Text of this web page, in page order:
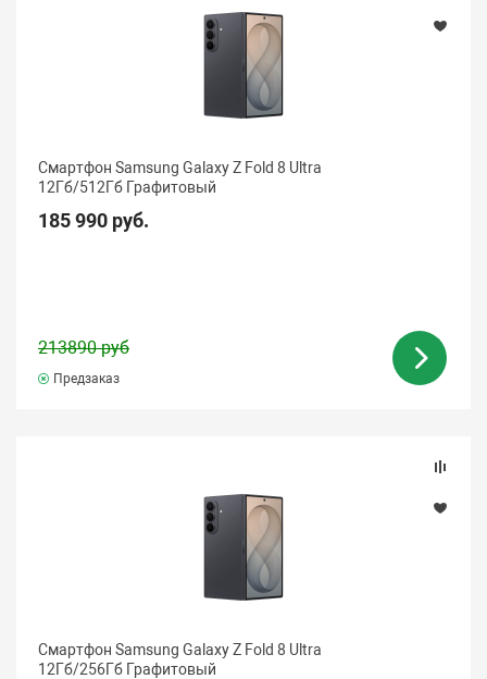
Смартфон Samsung Galaxy Z Fold 8 Ultra
12Гб/512Гб Графитовый
185 990 руб.
213890 руб
Предзаказ
Смартфон Samsung Galaxy Z Fold 8 Ultra
12Гб/256Гб Графитовый